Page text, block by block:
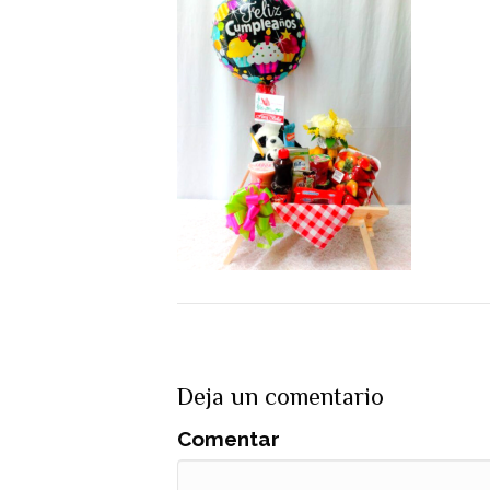
Deja un comentario
Comentar